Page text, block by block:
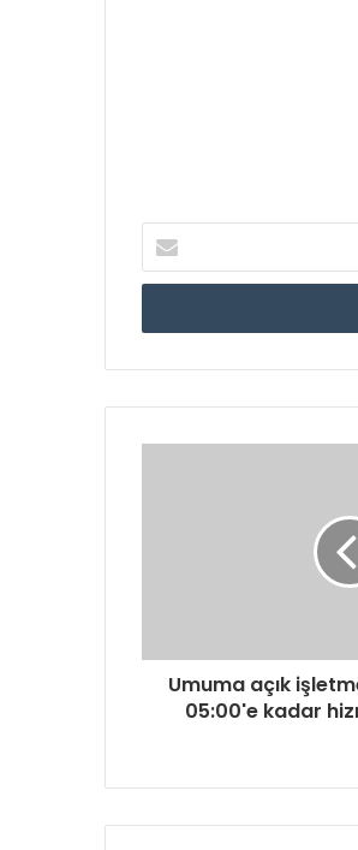
Posta
adresinizi
Umuma açık
05:00'e kadar